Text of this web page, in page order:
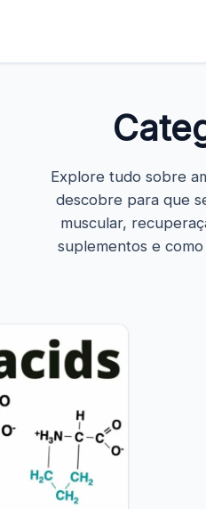
Explore tudo sobre
descobre para que
muscular,
suplementos e